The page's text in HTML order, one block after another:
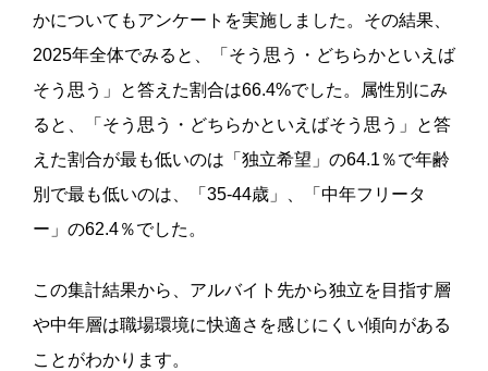
かについてもアンケートを実施しました。その結果、
2025年全体でみると、「そう思う・どちらかといえば
そう思う」と答えた割合は66.4%でした。属性別にみ
ると、「そう思う・どちらかといえばそう思う」と答
えた割合が最も低いのは「独立希望」の64.1％で年齢
別で最も低いのは、「35-44歳」、「中年フリータ
ー」の62.4％でした。
この集計結果から、アルバイト先から独立を目指す層
や中年層は職場環境に快適さを感じにくい傾向がある
ことがわかります。